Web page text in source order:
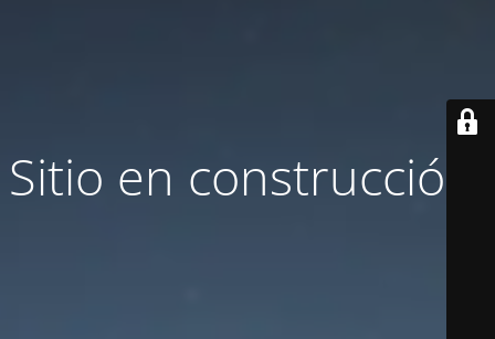
Sitio en construcción.